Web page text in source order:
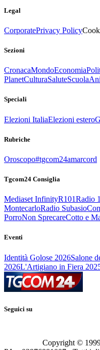
Legal
CorporatePrivacy Policy
Sezioni
CronacaMondoEconomia
PlanetCulturaSaluteScuola
Speciali
Elezioni ItaliaElezioni estero
Rubriche
Oroscopo#tgcom24amarcord
Tgcom24 Consiglia
Mediaset InfinityR101Radio
MontecarloRadio Subasio
PorroNon SprecareCotto e
Eventi
Identità Golose 2026Salone
2026L'Artigiano in Fiera
Seguici su
Copyright ©